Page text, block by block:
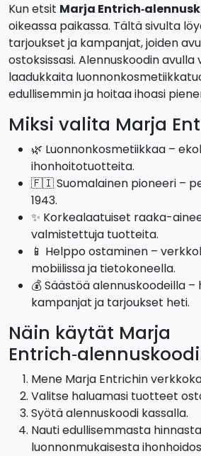
Kun etsit Marja
oikeassa paikassa. Tältä sivulta
tarjoukset ja kampanjat, joiden
ostoksissasi. Alennuskoodin avulla
laadukkaita
edullisemmin ja hoitaa ihoasi
Miksi valita Marja
🌿 Luonnonkosmetiikkaa –
ihonhoitotuotteita.
🇫🇮 Suomalainen pioneeri –
1943.
✨ Korkealaatuiset raaka-
valmistettuja tuotteita.
📱 Helppo ostaminen –
mobiilissa ja tietokoneella.
💰 Säästöä alennuskoodeilla –
kampanjat ja tarjoukset heti.
Näin käytät Marja
Mene Marja Entrichin
Valitse haluamasi tuotteet
Syötä alennuskoodi kassalla.
Nauti edullisemmasta
luonnonmukaisesta